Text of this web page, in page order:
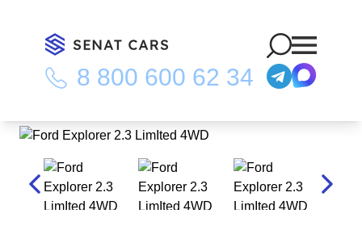
8 800 600 62 34
Главная Каталог/Ford Explorer 2.3 LimIted 4WD